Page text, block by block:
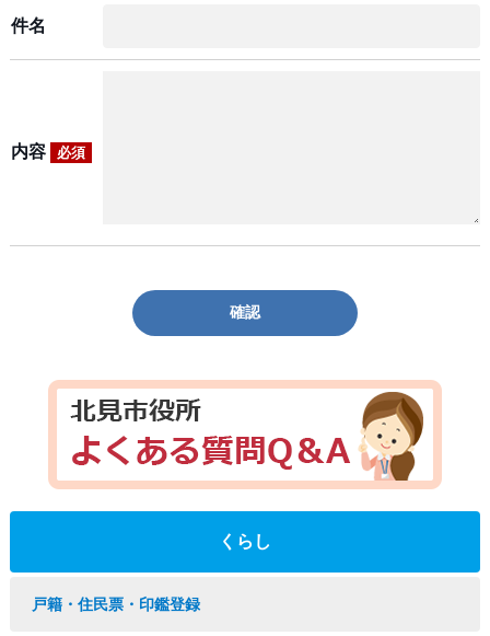
件名
内容 必須
確認
くらし
戸籍・住民票・印鑑登録